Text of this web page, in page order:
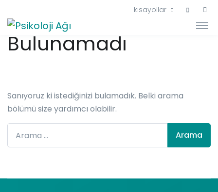
kısayollar
Hiçbir Şey
Bulunamadı
Sanıyoruz ki istediğinizi bulamadık. Belki arama
bölümü size yardımcı olabilir.
Arama: